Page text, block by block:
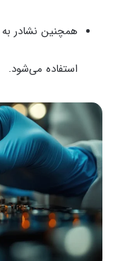
همچنین نشادر به
استفاده می‌شود.